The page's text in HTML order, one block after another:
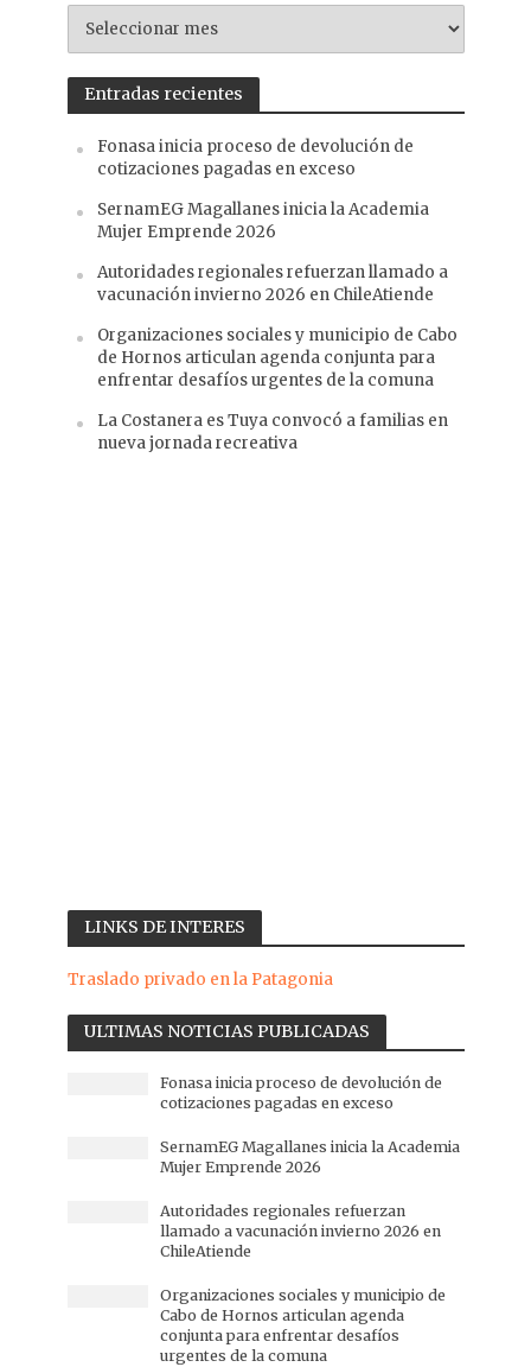
ANTERIORES
Entradas recientes
Fonasa inicia proceso de devolución de
cotizaciones pagadas en exceso
SernamEG Magallanes inicia la Academia
Mujer Emprende 2026
Autoridades regionales refuerzan llamado a
vacunación invierno 2026 en ChileAtiende
Organizaciones sociales y municipio de Cabo
de Hornos articulan agenda conjunta para
enfrentar desafíos urgentes de la comuna
La Costanera es Tuya convocó a familias en
nueva jornada recreativa
LINKS DE INTERES
Traslado privado en la Patagonia
ULTIMAS NOTICIAS PUBLICADAS
Fonasa inicia proceso de devolución de
cotizaciones pagadas en exceso
SernamEG Magallanes inicia la Academia
Mujer Emprende 2026
Autoridades regionales refuerzan
llamado a vacunación invierno 2026 en
ChileAtiende
Organizaciones sociales y municipio de
Cabo de Hornos articulan agenda
conjunta para enfrentar desafíos
urgentes de la comuna